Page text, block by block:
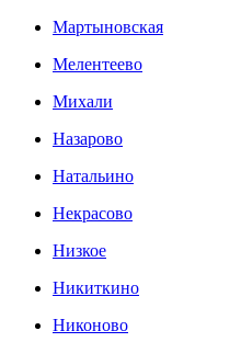
Мартыновская
Мелентеево
Михали
Назарово
Натальино
Некрасово
Низкое
Никиткино
Никоново